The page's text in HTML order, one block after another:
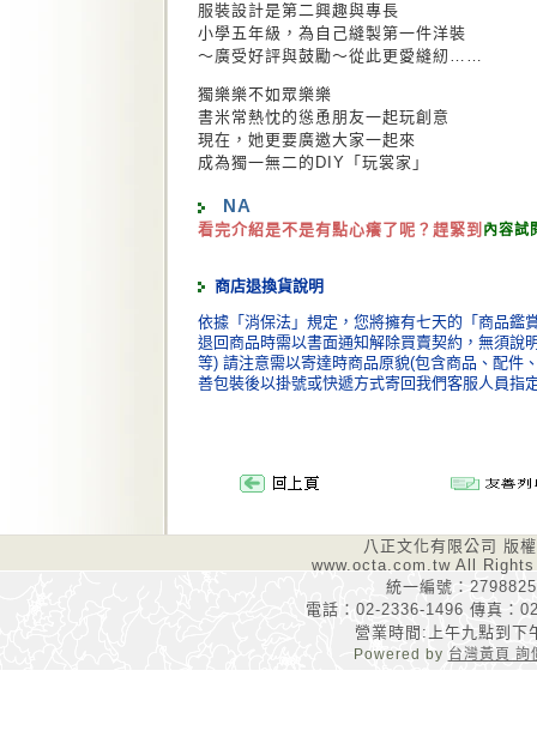
服裝設計是第二興趣與專長
小學五年級，為自己縫製第一件洋裝
～廣受好評與鼓勵～從此更愛縫紉……
獨樂樂不如眾樂樂
書米常熱忱的慫恿朋友一起玩創意
現在，她更要廣邀大家一起來
成為獨一無二的DIY「玩裳家」
NA
看完介紹是不是有點心癢了呢？趕緊到 內容試
商店退換貨說明
依據「消保法」規定，您將擁有七天的「商品鑑
退回商品時需以書面通知解除買賣契約，無須說
等) 請注意需以寄達時商品原貌(包含商品、配件
善包裝後以掛號或快遞方式寄回我們客服人員指
八正文化有限公司 版
www.octa.com.tw All
統一編號：
電話：02-2336-1496 傳真：
營業時間:上午九點到下
Powered by 台灣黃頁 詢